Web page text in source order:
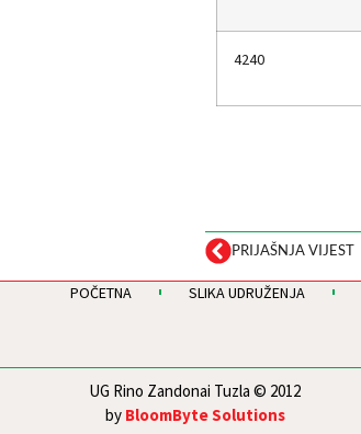
4240
PRIJAŠNJA VIJEST
POČETNA SLIKA UDRUŽENJA
UG Rino Zandonai Tuzla © 2012
by BloomByte Solutions